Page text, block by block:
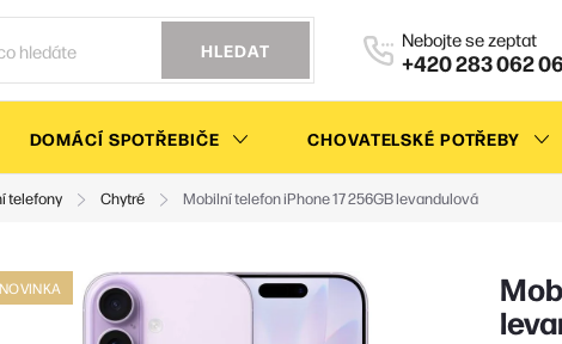
HLEDAT +420 283 062
DOMÁCÍ SPOTŘEBIČE CHOVATELSKÉ POTŘEBY
telefony Chytré Mobilní telefon iPhone 17 256GB levandulová
NOVINKA